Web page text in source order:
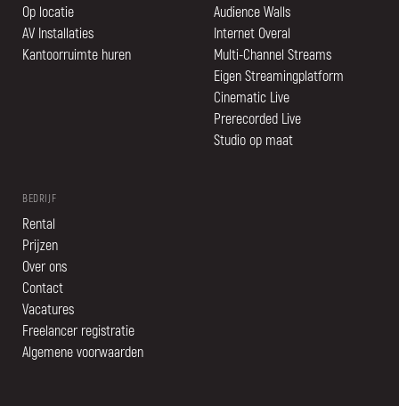
Op locatie
AV Installaties
Kantoorruimte huren
Audience Walls
Internet Overal
Multi-Channel Streams
Eigen Streamingplatform
Cinematic Live
Prerecorded Live
Studio op maat
BEDRIJF
Rental
Prijzen
Over ons
Contact
Vacatures
Freelancer registratie
Algemene voorwaarden